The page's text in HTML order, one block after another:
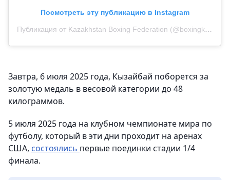
Посмотреть эту публикацию в Instagram
Публикация от Kazakhstan Boxing Federation (@boxingkazakhstan)
Завтра, 6 июля 2025 года, Кызайбай поборется за
золотую медаль в весовой категории до 48
килограммов.
5 июля 2025 года на клубном чемпионате мира по
футболу, который в эти дни проходит на аренах
США, состоялись первые поединки стадии 1/4
финала.